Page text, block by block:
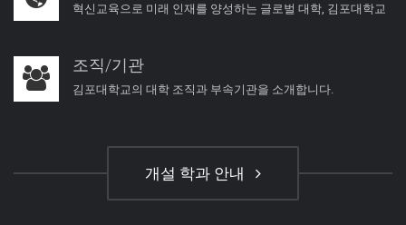
혁신교육으로 미래 인재를 양성하는 글로벌 대학, 김포대학교
조직/기관
김포대학교의 대학 조직과 부속기관을 소개합니다.
개설 학과 안내